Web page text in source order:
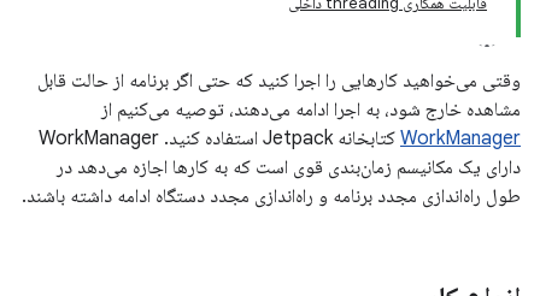
وقتی می‌خواهید کارهایی را اجرا کنید که حتی اگر برنامه از حالت قابل
مشاهده خارج شود، به اجرا ادامه می‌دهند، توصیه می‌کنیم از
WorkManager
کتابخانه Jetpack استفاده کنید. WorkManager
دارای یک مکانیسم زمان‌بندی قوی است که به کارها اجازه می‌دهد در
طول راه‌اندازی مجدد برنامه و راه‌اندازی مجدد دستگاه ادامه داشته باشند.